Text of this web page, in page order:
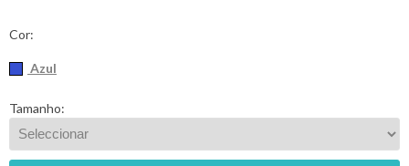
Cor:
Azul
Tamanho: